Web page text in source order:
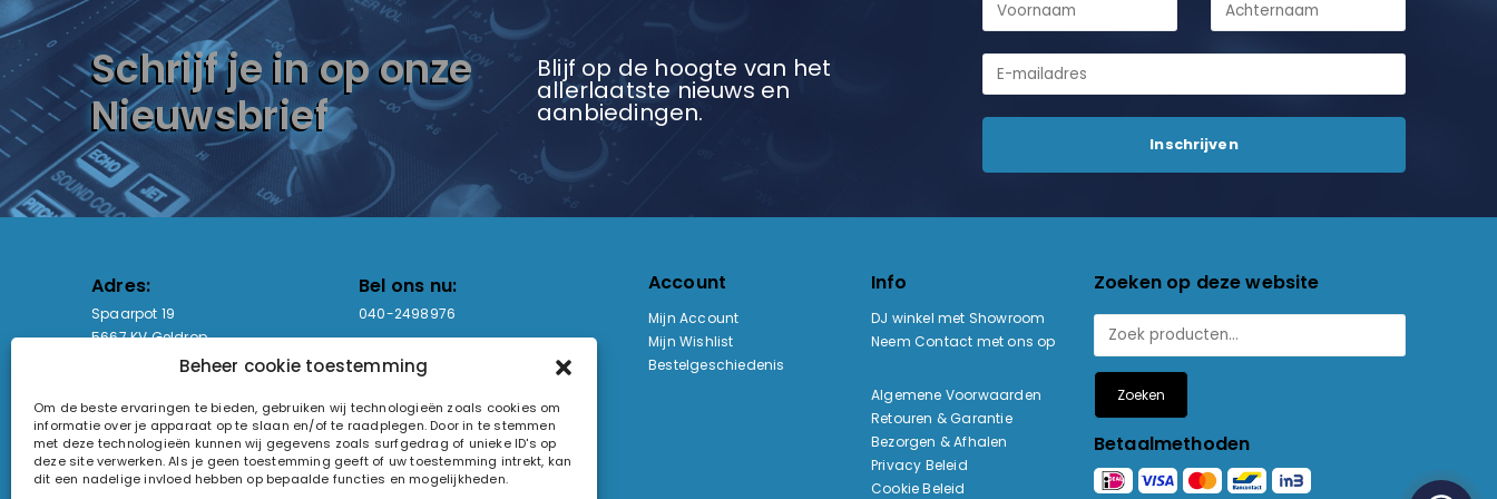
Beheer cookie toestemming
Om de beste ervaringen te bieden, gebruiken wij technologieën zoals cookies om
informatie over je apparaat op te slaan en/of te raadplegen. Door in te stemmen
met deze technologieën kunnen wij gegevens zoals surfgedrag of unieke ID's op
deze site verwerken. Als je geen toestemming geeft of uw toestemming intrekt, kan
dit een nadelige invloed hebben op bepaalde functies en mogelijkheden.
Schrijf je in op onze
Nieuwsbrief
Blijf op de hoogte van het
allerlaatste nieuws en
aanbiedingen.
Adres:
Spaarpot 19
5667 KV Geldrop
Bel ons nu:
040-2498976
sales@lightandsound.store
Openingstijden:
Ma - Vr: 09:00-17:00
Za: Enkel op afspraak
KvK-nummer: 60857196
Btw-nummer: NL854090368B01
Account
Mijn Account
Mijn Wishlist
Bestelgeschiedenis
Info
DJ winkel met Showroom
Neem Contact met ons op
Algemene Voorwaarden
Retouren & Garantie
Bezorgen & Afhalen
Privacy Beleid
Cookie Beleid
Zoeken op deze website
Zoeken
Betaalmethoden